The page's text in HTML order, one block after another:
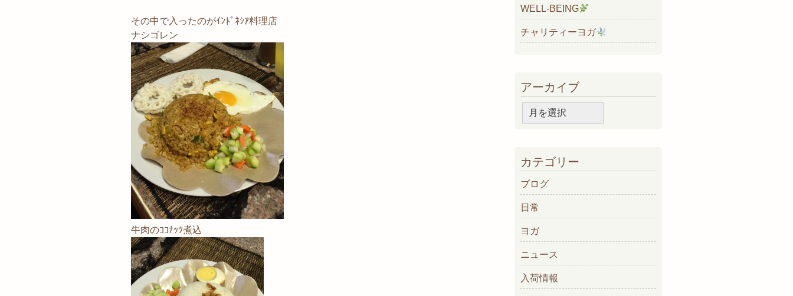
その中で入ったのがｲﾝﾄﾞﾈｼｱ料理店
ナシゴレン
牛肉のｺｺﾅｯﾂ煮込
WELL-BEING
チャリティーヨガ
アーカイブ
ー
ブ
カテゴリー
ブログ
日常
ヨガ
ニュース
入荷情報